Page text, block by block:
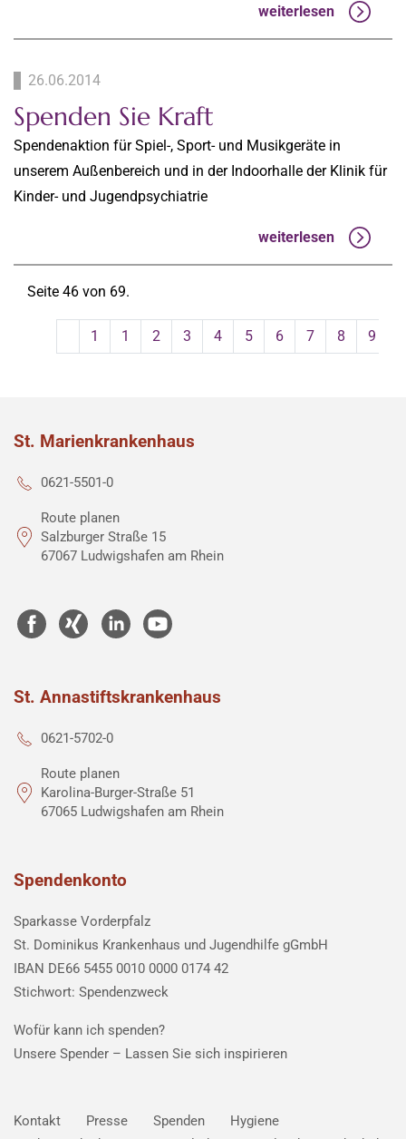
weiterlesen
26.06.2014
Spenden Sie Kraft
Spendenaktion für Spiel-, Sport- und Musikgeräte in
unserem Außenbereich und in der Indoorhalle der Klinik für
Kinder- und Jugendpsychiatrie
weiterlesen
Seite 46 von 69.
1 1 2 3 4 5 6 7 8 9
St. Marienkrankenhaus
0621-5501-0
Route planen
Salzburger Straße 15
67067 Ludwigshafen am Rhein
St. Annastiftskrankenhaus
0621-5702-0
Route planen
Karolina-Burger-Straße 51
67065 Ludwigshafen am Rhein
Spendenkonto
Sparkasse Vorderpfalz
St. Dominikus Krankenhaus und Jugendhilfe gGmbH
IBAN DE66 5455 0010 0000 0174 42
Stichwort: Spendenzweck
Wofür kann ich spenden?
Unsere Spender – Lassen Sie sich inspirieren
Kontakt Presse Spenden
Hygiene